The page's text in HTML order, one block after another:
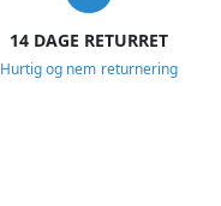
14 DAGE RETURRET
Hurtig og nem returnering